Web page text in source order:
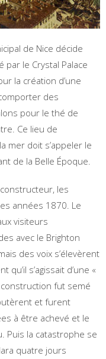
de Nice décide
par le Crystal Palace
la création d’une
des
pour le thé de
Ce lieu de
mer doit s’appeler le
de la Belle Époque.
les
années 1870. Le
visiteurs
avec le Brighton
des voix s’élevèrent
s’agissait d’une «
fut semé
et furent
à être achevé et le
Puis la catastrophe se
quatre jours